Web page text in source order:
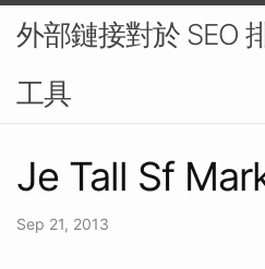
外部鏈接對於 SEO
工具
Je Tall Sf
Sep 21, 2013